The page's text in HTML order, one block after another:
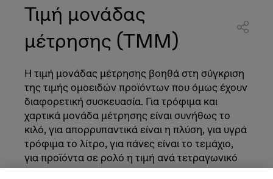
Τιμή μονάδας
μέτρησης (ΤΜΜ)
Η τιμή μονάδας μέτρησης βοηθά στη σύγκριση
της τιμής ομοειδών προϊόντων που όμως έχουν
διαφορετική συσκευασία. Για τρόφιμα και
χαρτικά μονάδα μέτρησης είναι συνήθως το
κιλό, για απορρυπαντικά είναι η πλύση, για υγρά
τρόφιμα το λίτρο, για πάνες είναι το τεμάχιο,
για προϊόντα σε ρολό η τιμή ανά τετραγωνικό
μέτρο.